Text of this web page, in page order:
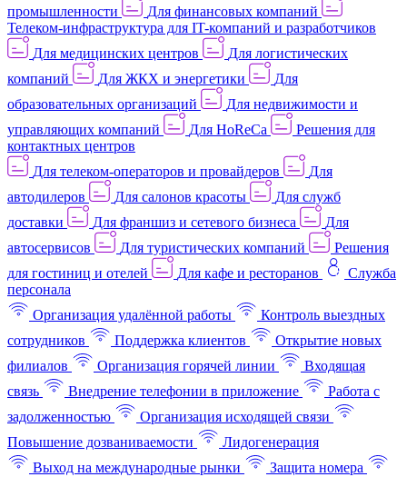
промышленности
Для финансовых компаний
Телеком-инфраструктура для IT-компаний и разработчиков
Для медицинских центров
Для логистических
компаний
Для ЖКХ и энергетики
Для
образовательных организаций
Для недвижимости и
управляющих компаний
Для HoReCa
Решения для
контактных центров
Для телеком-операторов и провайдеров
Для
автодилеров
Для салонов красоты
Для служб
доставки
Для франшиз и сетевого бизнеса
Для
автосервисов
Для туристических компаний
Решения
для гостиниц и отелей
Для кафе и ресторанов
Служба
персонала
Организация удалённой работы
Контроль выездных
сотрудников
Поддержка клиентов
Открытие новых
филиалов
Организация горячей линии
Входящая
связь
Внедрение телефонии в приложение
Работа с
задолженностью
Организация исходящей связи
Повышение дозваниваемости
Лидогенерация
Выход на международные рынки
Защита номера